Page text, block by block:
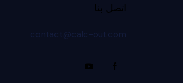
اتصل بنا
contact@calc-out.com